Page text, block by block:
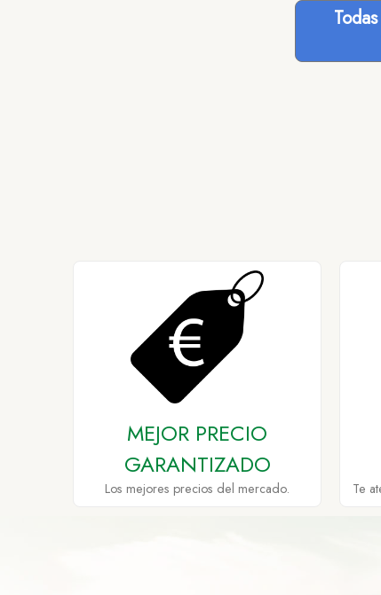
MEJOR PRECIO
GARANTIZADO
Los mejores precios del mercado. Te